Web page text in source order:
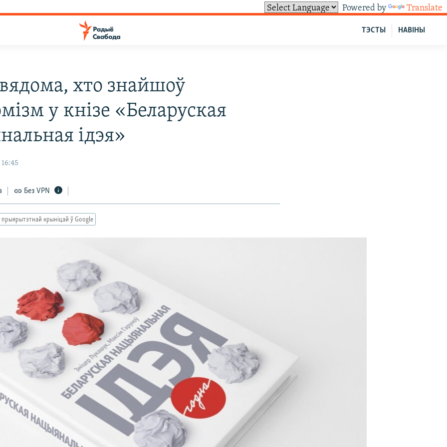
Powered by Translate
НАВІНЫ
ТЭСТЫ
хто знайшоў
у кнізе «Беларуская
ідэя»
Без VPN
прыярытэтнай крыніцай ў Google